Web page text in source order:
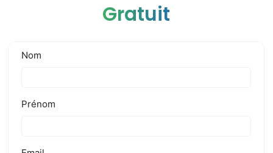
Gratuit